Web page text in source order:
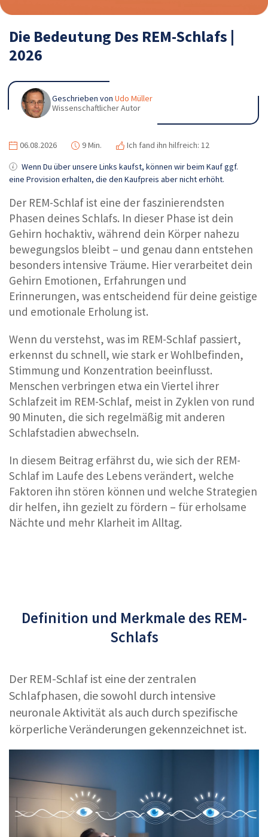
Die Bedeutung Des REM-Schlafs |
2026
Geschrieben von Udo Müller
Wissenschaftlicher Autor
06.08.2026 9 Min.
Ich fand ihn hilfreich: 12
Wenn Du über unsere Links kaufst, können wir beim Kauf ggf.
eine Provision erhalten, die den Kaufpreis aber nicht erhöht.
Der REM-Schlaf ist eine der faszinierendsten
Phasen deines Schlafs. In dieser Phase ist dein
Gehirn hochaktiv, während dein Körper nahezu
bewegungslos bleibt – und genau dann entstehen
besonders intensive Träume. Hier verarbeitet dein
Gehirn Emotionen, Erfahrungen und
Erinnerungen, was entscheidend für deine geistige
und emotionale Erholung ist.
Wenn du verstehst, was im REM-Schlaf passiert,
erkennst du schnell, wie stark er Wohlbefinden,
Stimmung und Konzentration beeinflusst.
Menschen verbringen etwa ein Viertel ihrer
Schlafzeit im REM-Schlaf, meist in Zyklen von rund
90 Minuten, die sich regelmäßig mit anderen
Schlafstadien abwechseln.
In diesem Beitrag erfährst du, wie sich der REM-
Schlaf im Laufe des Lebens verändert, welche
Faktoren ihn stören können und welche Strategien
dir helfen, ihn gezielt zu fördern – für erholsame
Nächte und mehr Klarheit im Alltag.
Definition und Merkmale des REM-
Schlafs
Der REM-Schlaf ist eine der zentralen
Schlafphasen, die sowohl durch intensive
neuronale Aktivität als auch durch spezifische
körperliche Veränderungen gekennzeichnet ist.